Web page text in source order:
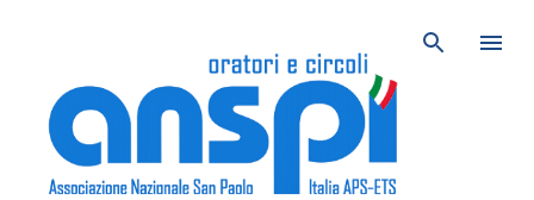
Passa ai